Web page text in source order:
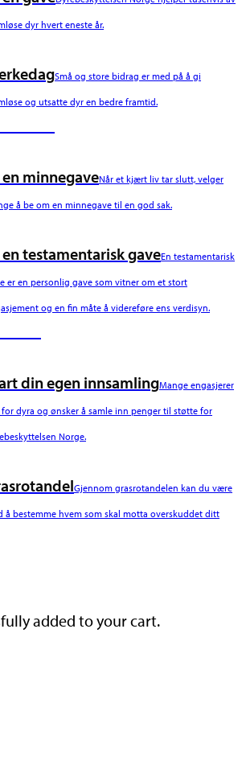
dyr hvert eneste år.
Små og store bidrag er med på å gi
og utsatte dyr en bedre framtid.
en minnegaveNår et kjært liv tar slutt, velger
å be om en minnegave til en god sak.
en testamentarisk gaveEn testamentarisk
er en personlig gave som vitner om et stort
og en fin måte å videreføre ens verdisyn.
din egen innsamlingMange engasjerer
for dyra og ønsker å samle inn penger til støtte for
Norge.
Gjennom grasrotandelen kan du være
å bestemme hvem som skal motta overskuddet ditt
added to your cart.